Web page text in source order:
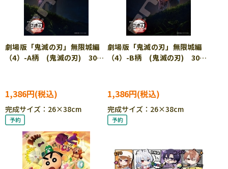
劇場版「鬼滅の刃」無限城編
（4）-A柄 (鬼滅の刃) 300
FW］
1,386円
完成サイズ：26×38cm
劇場版「鬼滅の刃」無限城編
（4）-B柄 (鬼滅の刃) 300
FW］
1,386円
完成サイズ：26×38cm